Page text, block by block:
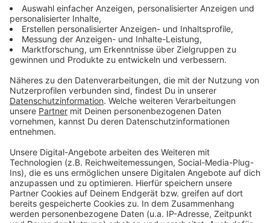
zwischen 11 und 18 Uhr autofrei - und Busse, Bahnen
und S-Bahnen konnten in dieser Zeit kostenlos
genutzt werden. Ein politisches Signal der Stadt im
Sinne nachhaltiger Mobilität und Werbung für die
Verkehrswende. 70 Prozent der gut 300.000 Pendler
kommen unter der Woche mit dem Auto nach
Düsseldorf. Die Stadt wirbt dafür, dass mehr
Menschen auf den ÖPNV umsteigen.
Anzeige